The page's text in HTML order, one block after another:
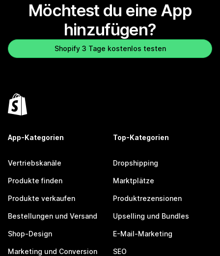
Möchtest du eine App
hinzufügen?
Shopify 3 Tage kostenlos testen
App-Kategorien
Vertriebskanäle
Produkte finden
Produkte verkaufen
Bestellungen und Versand
Shop-Design
Marketing und Conversion
Top-Kategorien
Dropshipping
Marktplätze
Produktrezensionen
Upselling und Bundles
E-Mail-Marketing
SEO